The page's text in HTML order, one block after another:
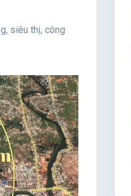
siêu thị, công